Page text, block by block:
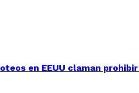
en EEUU claman